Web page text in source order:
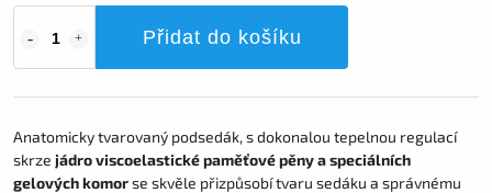
Přidat do košíku
Anatomicky tvarovaný podsedák, s dokonalou tepelnou regulací
skrze jádro viscoelastické paměťové pěny a speciálních
gelových komorse skvěle přizpůsobí tvaru sedáku a správnému